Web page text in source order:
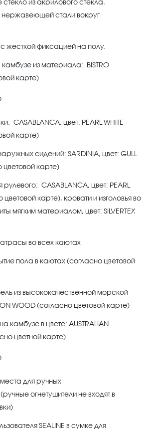
стекло из акрилового стекла.
стали вокруг
жесткой фиксацией на полу.
из материала: BISTRO
карте)
CASABLANCA, цвет: PEARL WHITE
карте)
сидений: SARDINIA, цвет: GULL
цветовой карте)
CASABLANCA, цвет: PEARL
цветовой карте), кровати и изголовья во
мягким материалом, цвет: SILVERTEX
во всех каютах
пола в каютах (согласно цветовой
из высококачественной морской
WOOD (согласно цветовой карте)
камбузе в цвете: AUSTRALIAN
цветной карте)
для ручных
огнетушители не входят в
SEALINE в сумке для